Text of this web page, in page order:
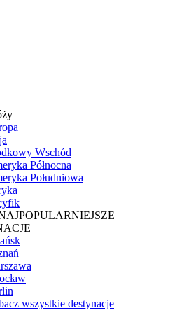
Wschód
Północna
Południowa
wszystkie destynacje